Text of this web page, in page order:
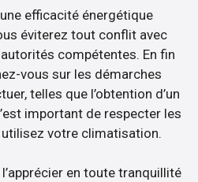
efficacité énergétique
éviterez tout conflit avec
compétentes. En fin
vous sur les démarches
telles que l’obtention d’un
important de respecter les
votre climatisation.
en toute tranquillité